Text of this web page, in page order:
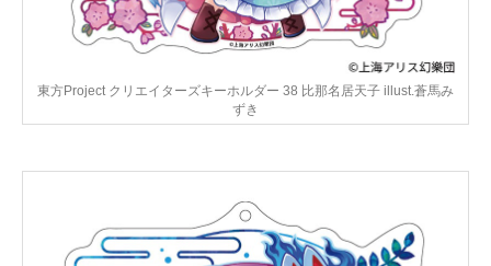
東方Project クリエイターズキーホルダー 38 比那名居天子 illust.蒼馬み
ずき